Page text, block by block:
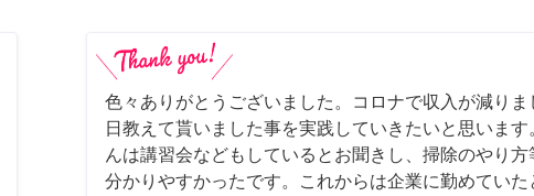
色々ありがとうございました。コロナで収入が減りま
日教えて貰いました事を実践していきたいと思います
んは講習会などもしているとお聞きし、掃除のやり方
分かりやすかったです。これからは企業に勤めていた